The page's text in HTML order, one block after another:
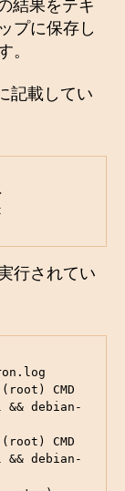
結果をテキ
プに保存し
。
記載してい
行されてい
CMD
&& debian-
CMD
&& debian-